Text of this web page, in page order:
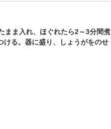
まま入れ、ほぐれたら2～3分間煮
ける。器に盛り、しょうがをのせ